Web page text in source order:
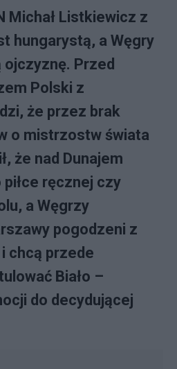
Michał Listkiewicz z
hungarystą, a Węgry
Przed
Polski z
że przez brak
o mistrzostw świata
że nad Dunajem
ręcznej czy
a Węgrzy
pogodzeni z
chcą przede
Biało –
do decydującej